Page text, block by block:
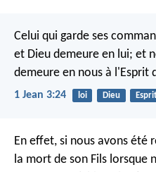
Celui qui garde ses
et Dieu demeure en lui; et
demeure en nous à l'Esprit
1 Jean 3:24 loi Dieu
En effet, si nous avons été
la mort de son Fils lorsque